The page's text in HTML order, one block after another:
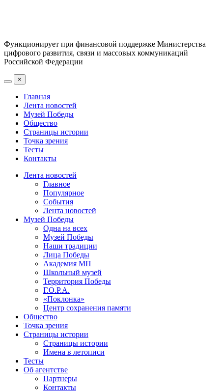
Функционирует при финансовой поддержке Министерства
цифрового развития, связи и массовых коммуникаций
Российской Федерации
×
Главная
Лента новостей
Музей Победы
Общество
Страницы истории
Точка зрения
Тесты
Контакты
Лента новостей
Главное
Популярное
События
Лента новостей
Музей Победы
Одна на всех
Музей Победы
Наши традиции
Лица Победы
Академия МП
Школьный музей
Территория Победы
Г.О.Р.А.
«Поклонка»
Центр сохранения памяти
Общество
Точка зрения
Страницы истории
Страницы истории
Имена в летописи
Тесты
Об агентстве
Партнеры
Контакты